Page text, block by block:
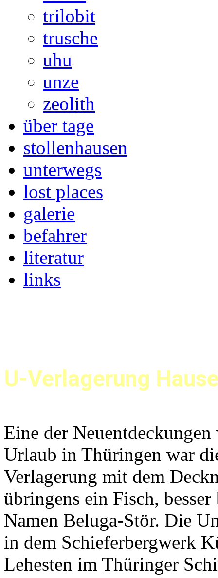
trilobit
trusche
uhu
unze
zeolith
über tage
stollenhausen
unterwegs
lost places
galerie
befahrer
literatur
links
U-Verlagerung
Eine der
Urlaub in Thüringen war
Verlagerung mit dem
übringens ein Fisch,
Namen Beluga-Stör. Die
in dem Schieferbergwerk
Lehesten im Thüringer